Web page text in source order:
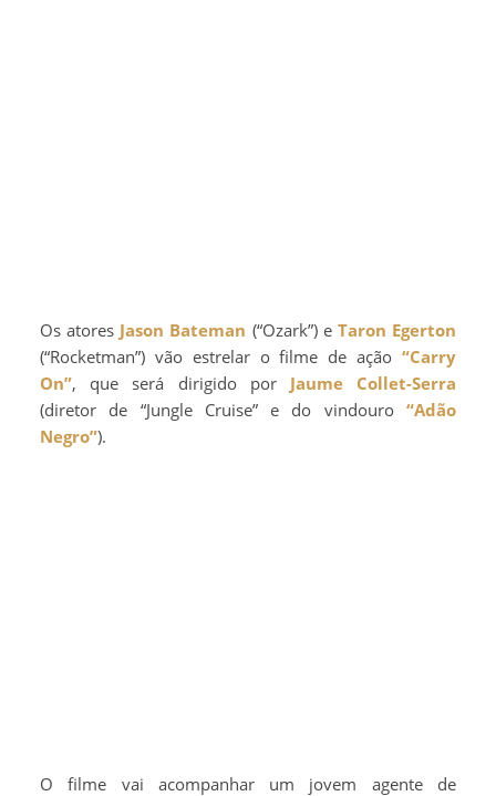
Os atores Jason Bateman (“Ozark”) e Taron Egerton
(“Rocketman”) vão estrelar o filme de ação “Carry
On”, que será dirigido por Jaume Collet-Serra
(diretor de “Jungle Cruise” e do vindouro “Adão
Negro”).
O filme vai acompanhar um jovem agente de